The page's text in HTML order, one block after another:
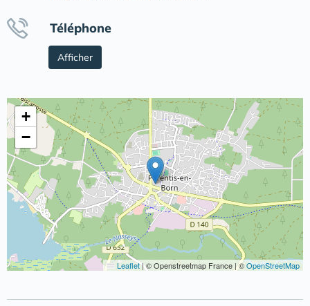
Téléphone
Afficher
+
−
Leaflet|© Openstreetmap France | ©OpenStreetMap